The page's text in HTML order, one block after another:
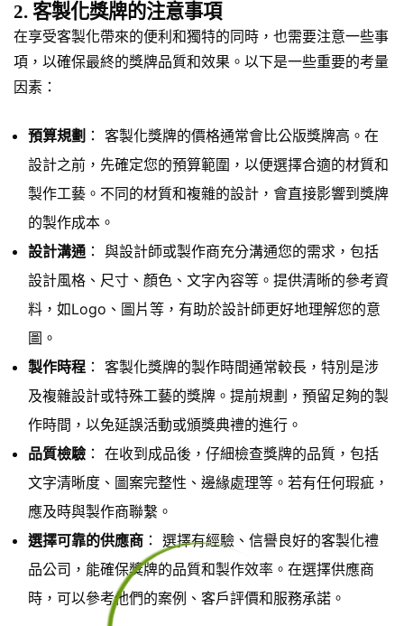
2. 客製化獎牌的注意事項
在享受客製化帶來的便利和獨特的同時，也需要注意一些事
項，以確保最終的獎牌品質和效果。以下是一些重要的考量
因素：
預算規劃 ： 客製化獎牌的價格通常會比公版獎牌高。在
設計之前，先確定您的預算範圍，以便選擇合適的材質和
製作工藝。不同的材質和複雜的設計，會直接影響到獎牌
的製作成本。
設計溝通 ： 與設計師或製作商充分溝通您的需求，包括
設計風格、尺寸、顏色、文字內容等。提供清晰的參考資
料，如Logo、圖片等，有助於設計師更好地理解您的意
圖。
製作時程 ： 客製化獎牌的製作時間通常較長，特別是涉
及複雜設計或特殊工藝的獎牌。提前規劃，預留足夠的製
作時間，以免延誤活動或頒獎典禮的進行。
品質檢驗 ： 在收到成品後，仔細檢查獎牌的品質，包括
文字清晰度、圖案完整性、邊緣處理等。若有任何瑕疵，
應及時與製作商聯繫。
選擇可靠的供應商 ： 選擇有經驗、信譽良好的客製化禮
品公司，能確保獎牌的品質和製作效率。在選擇供應商
時，可以參考他們的案例、客戶評價和服務承諾。